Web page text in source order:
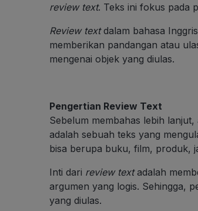
review text. Teks ini fokus pada
Review textdalam bahasa
memberikan pandangan atau
mengenai objek yang diulas.
Pengertian Review Text
Sebelum membahas lebih
adalah sebuah teks yang
bisa berupa buku, film, produk,
Inti dari review textadalah
argumen yang logis. Sehingga,
yang diulas.